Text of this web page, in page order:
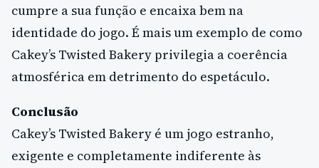
cumpre a sua função e encaixa bem na
identidade do jogo. É mais um exemplo de como
Cakey’s Twisted Bakery privilegia a coerência
atmosférica em detrimento do espetáculo.
Conclusão
Cakey’s Twisted Bakery é um jogo estranho,
exigente e completamente indiferente às